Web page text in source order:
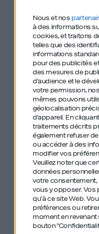
Nous et nos
à des informations
cookies, et traitons
telles que des
informations
pour des publicités
des mesures de
d'audience et le
votre permission,
mêmes pouvons
géolocalisation
d'appareil. En
traitements décrits
également refuser
ou accéder à des
modifier vos
Veuillez noter que
données
votre consentement,
vous y opposer. Vos
qu’à ce site Web.
préférences ou
moment en revenant
bouton
“Nous n’avons
une boîte aussi
En plus de cela,
d’Adrien. De ses
faciles, à son premier
Bain avecNicolas
toujours, jusqu’à la
apprendrez
grossir
de faire trois levées
Vous découvrirez
qu’il utilisait chez
livres énorme !
Un échange trop